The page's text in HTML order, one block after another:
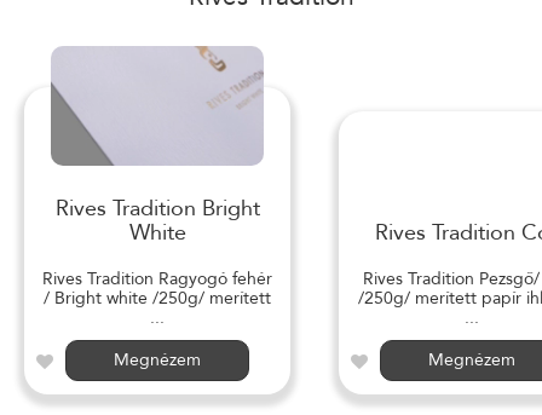
Rives Tradition Bright
White
Rives Tradition Ragyogó fehér
/ Bright white /250g/ merített
...
Megnézem
Rives Tradition
Rives Tradition
/250g/ merített papír
...
Megnézem